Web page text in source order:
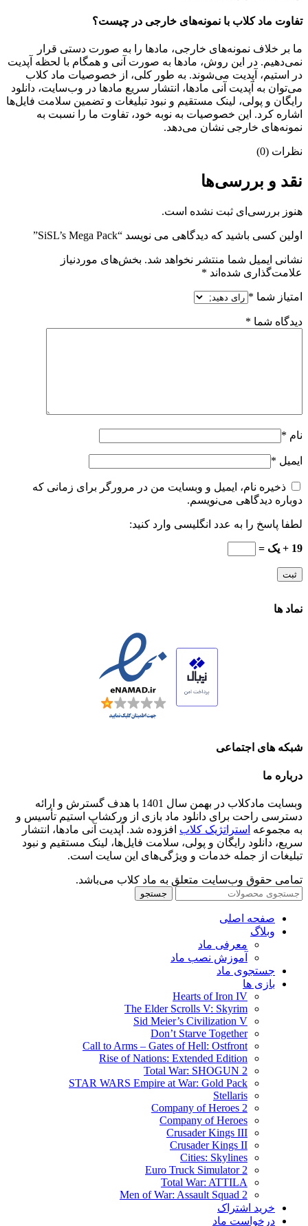
تفاوت ماد کلاب با نمونه‌های خارجی در چیست؟
ما بر خلاف نمونه‌های خارجی، مادها را به صورت دستی قرار
نمی‌دهیم. در این روش، مادها به صورت آنی و همگام با لحظه آپدیت
در استیم، آپدیت می‌شوند. به طور کلی، از خصوصیات ماد کلاب
می‌‌توان به آپدیت آنی مادها، انتشار سریع مادها در وب‌سایت، دانلود
رایگان و پولی، لینک مستقیم و نبود تبلیغات و تضمین سلامت فایل‌ها
اشاره کرد. این خصوصیات به نوبه خود، تفاوت ما را نسبت به
نمونه‌های خارجی نشان می‌دهد.
نظرات (0)
نقد و بررسی‌ها
هنوز بررسی‌ای ثبت نشده است.
اولین کسی باشید که دیدگاهی می نویسد “SiSL’s Mega Pack”
نشانی ایمیل شما منتشر نخواهد شد. بخش‌های موردنیاز
علامت‌گذاری شده‌اند *
امتیاز شما *
دیدگاه شما *
نام *
ایمیل *
ذخیره نام، ایمیل و وبسایت من در مرورگر برای زمانی که
دوباره دیدگاهی می‌نویسم.
لطفا پاسخ را به عدد انگلیسی وارد کنید:
19 + یک =
نماد ها
شبکه های اجتماعی
درباره ما
وبسایت مادکلاب در بهمن سال 1401 با هدف گسترش و ارائه
دسترسی راحت برای دانلود ماد بازی از ورکشاپ استیم تأسیس و
به مجموعه استراتژیک کلاب افزوده شد. آپدیت آنی مادها، انتشار
سریع، دانلود رایگان و پولی، سلامت فایل‌ها، لینک مستقیم و نبود
تبلیغات از جمله خدمات و ویژگی‌های این سایت است.
تمامی حقوق وب‌سایت متعلق به ماد کلاب می‌باشد.
جستجو
صفحه اصلی
وبلاگ
معرفی ماد
آموزش نصب ماد
جستجوی ماد
بازی ها
Hearts of Iron IV
The Elder Scrolls V: Skyrim
Sid Meier’s Civilization V
Don’t Starve Together
Call to Arms – Gates of Hell: Ostfront
Rise of Nations: Extended Edition
Total War: SHOGUN 2
STAR WARS Empire at War: Gold Pack
Stellaris
Company of Heroes 2
Company of Heroes
Crusader Kings III
Crusader Kings II
Cities: Skylines
Euro Truck Simulator 2
Total War: ATTILA
Men of War: Assault Squad 2
خرید اشتراک
درخواست ماد